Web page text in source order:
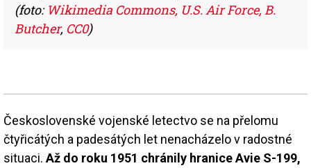
(foto: Wikimedia Commons, U.S. Air Force, B.
Butcher, CC0)
Československé vojenské letectvo se na přelomu
čtyřicátých a padesátých let nenacházelo v radostné
situaci. Až do roku 1951 chránily hranice Avie S-199,